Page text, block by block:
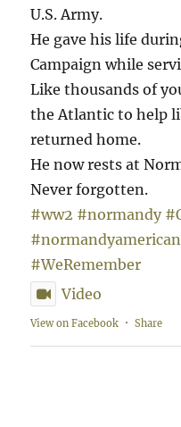
U.S. Army.
He gave his life
Campaign while
Like thousands of
the Atlantic to help
returned home.
He now rests at
Never forgotten.
#ww2 #normandy
#WeRemember
Video
View on Facebook · Share